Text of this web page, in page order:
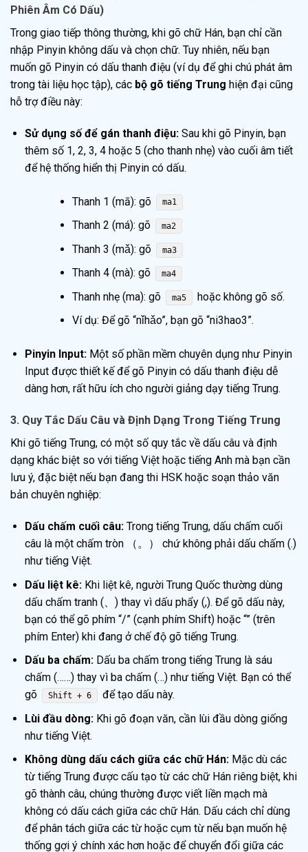
Phiên Âm Có Dấu)
Trong giao tiếp thông thường, khi gõ chữ Hán, bạn chỉ cần
nhập Pinyin không dấu và chọn chữ. Tuy nhiên, nếu bạn
muốn gõ Pinyin có dấu thanh điệu (ví dụ để ghi chú phát âm
trong tài liệu học tập), các bộ gõ tiếng Trung hiện đại cũng
hỗ trợ điều này:
Sử dụng số để gán thanh điệu:Sau khi gõ Pinyin, bạn
thêm số 1, 2, 3, 4 hoặc 5 (cho thanh nhẹ) vào cuối âm tiết
để hệ thống hiển thị Pinyin có dấu.
Thanh 1 (mā): gõ ma1
Thanh 2 (má): gõ ma2
Thanh 3 (mǎ): gõ ma3
Thanh 4 (mà): gõ ma4
Thanh nhẹ (ma): gõ ma5
hoặc không gõ số.
Ví dụ: Để gõ “nǐhǎo”, bạn gõ “ni3hao3”.
Pinyin Input:Một số phần mềm chuyên dụng như Pinyin
Input được thiết kế để gõ Pinyin có dấu thanh điệu dễ
dàng hơn, rất hữu ích cho người giảng dạy tiếng Trung.
3. Quy Tắc Dấu Câu và Định Dạng Trong Tiếng Trung
Khi gõ tiếng Trung, có một số quy tắc về dấu câu và định
dạng khác biệt so với tiếng Việt hoặc tiếng Anh mà bạn cần
lưu ý, đặc biệt nếu bạn đang thi HSK hoặc soạn thảo văn
bản chuyên nghiệp:
Dấu chấm cuối câu:Trong tiếng Trung, dấu chấm cuối
câu là một chấm tròn （。） chứ không phải dấu chấm (.)
như tiếng Việt.
Dấu liệt kê:Khi liệt kê, người Trung Quốc thường dùng
dấu chấm tranh (、) thay vì dấu phẩy (,). Để gõ dấu này,
bạn có thể gõ phím “/” (cạnh phím Shift) hoặc “” (trên
phím Enter) khi đang ở chế độ gõ tiếng Trung.
Dấu ba chấm:Dấu ba chấm trong tiếng Trung là sáu
chấm (……) thay vì ba chấm (…) như tiếng Việt. Bạn có thể
gõ
Shift + 6
để tạo dấu này.
Lùi đầu dòng:Khi gõ đoạn văn, cần lùi đầu dòng giống
như tiếng Việt.
Không dùng dấu cách giữa các chữ Hán:Mặc dù các
từ tiếng Trung được cấu tạo từ các chữ Hán riêng biệt, khi
gõ thành câu, chúng thường được viết liền mạch mà
không có dấu cách giữa các chữ Hán. Dấu cách chỉ dùng
để phân tách giữa các từ hoặc cụm từ nếu bạn muốn hệ
thống gợi ý chính xác hơn hoặc để chuyển đổi giữa các